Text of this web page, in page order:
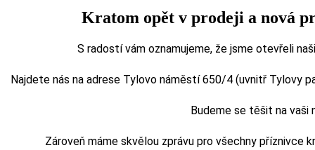
Kratom opět v prodeji a nová
S radostí vám oznamujeme, že jsme otevřeli
Najdete nás na adrese Tylovo náměstí 650/4 (uvnitř Tylovy
Budeme se těšit na vaši
Zároveň máme skvělou zprávu pro všechny příznivce